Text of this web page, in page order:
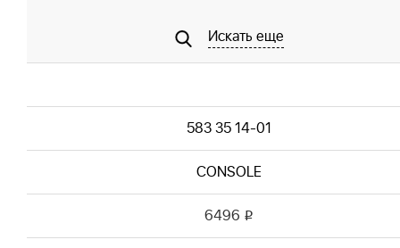
Искать еще
583 35 14-01
CONSOLE
6496 i